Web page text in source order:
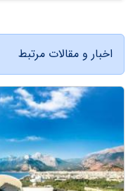
اخبار و مقالات مرتبط